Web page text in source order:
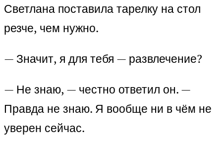
Светлана поставила тарелку на стол
резче, чем нужно.
— Значит, я для тебя — развлечение?
— Не знаю, — честно ответил он. —
Правда не знаю. Я вообще ни в чём не
уверен сейчас.